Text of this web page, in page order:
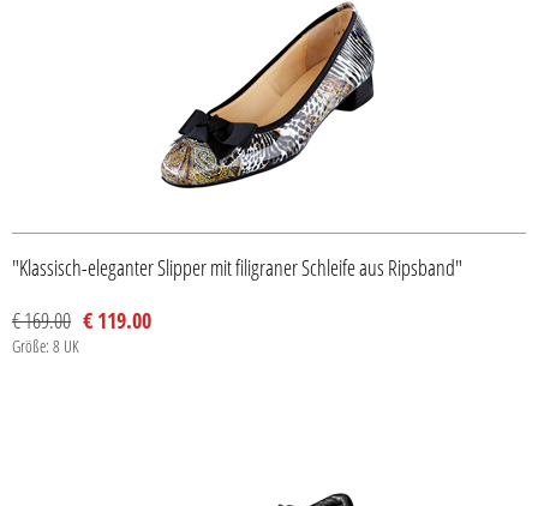
"Klassisch-eleganter Slipper mit filigraner Schleife aus Ripsband"
€ 169.00 € 119.00
Größe: 8 UK